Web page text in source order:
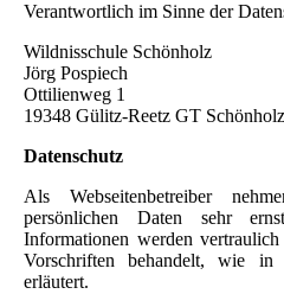
Verantwortlich im Sinne der
Wildnisschule Schönholz
Jörg Pospiech
Ottilienweg 1
19348 Gülitz-Reetz GT Schönholz
Datenschutz
Als Webseitenbetreiber
persönlichen Daten sehr
Informationen werden
Vorschriften behandelt, wie in
erläutert.